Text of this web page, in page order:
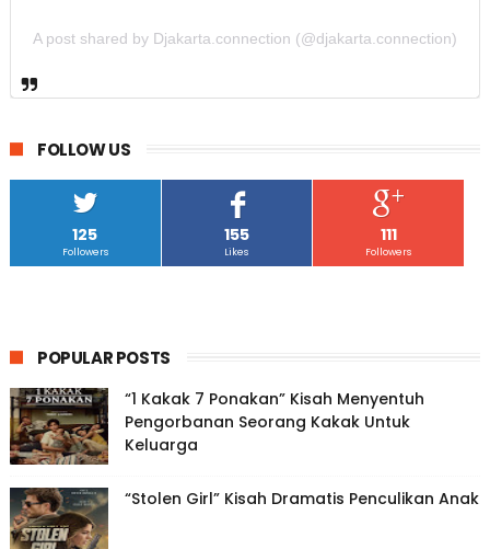
A post shared by Djakarta.connection (@djakarta.connection)
FOLLOW US
125
Followers
155
Likes
111
Followers
POPULAR POSTS
“1 Kakak 7 Ponakan” Kisah Menyentuh
Pengorbanan Seorang Kakak Untuk
Keluarga
“Stolen Girl” Kisah Dramatis Penculikan Anak